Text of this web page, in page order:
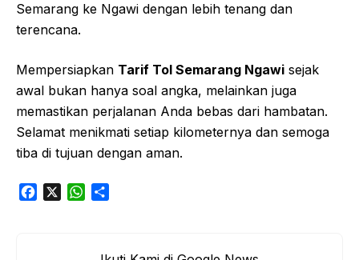
Semarang ke Ngawi dengan lebih tenang dan
terencana.
Mempersiapkan Tarif Tol Semarang Ngawi sejak
awal bukan hanya soal angka, melainkan juga
memastikan perjalanan Anda bebas dari hambatan.
Selamat menikmati setiap kilometernya dan semoga
tiba di tujuan dengan aman.
W